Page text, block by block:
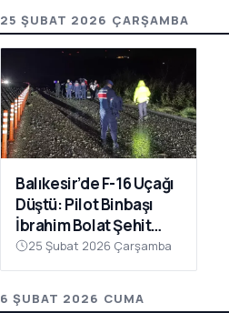
25 ŞUBAT 2026 ÇARŞAMBA
Balıkesir’de F-16 Uçağı
Düştü: Pilot Binbaşı
İbrahim Bolat Şehit
Oldu
25 Şubat 2026 Çarşamba
6 ŞUBAT 2026 CUMA